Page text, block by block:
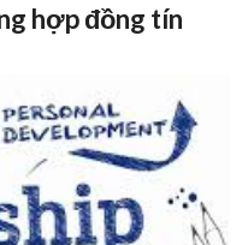
hợp đồng tín